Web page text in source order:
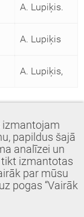
A. Lupiķis.
A. Lupiķis
A. Lupiķis,
T.
Kosmačeva
A. Lupiķis.
izmantojam
papildus šajā
analīzei un
tikt izmantotas
par mūsu
pogas “Vairāk